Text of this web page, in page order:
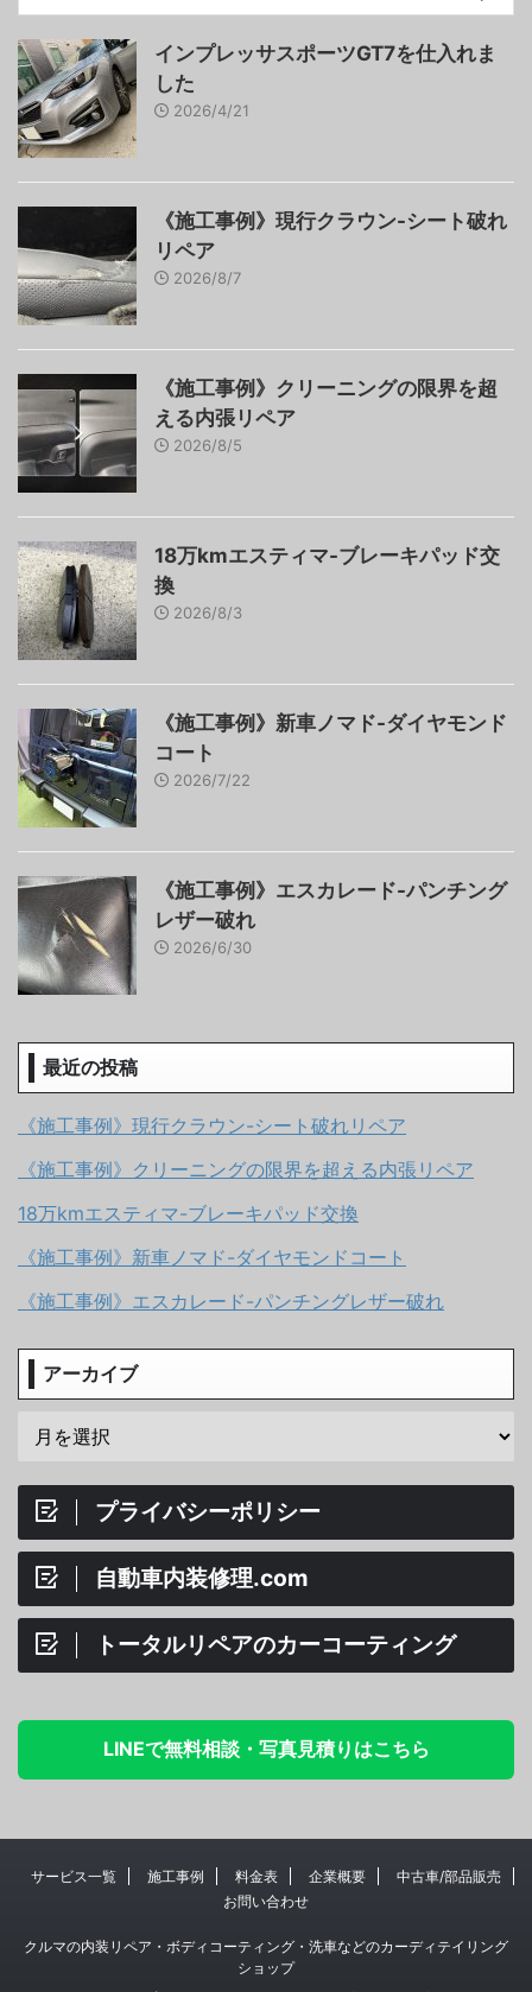
インプレッサスポーツGT7を仕入れま
した
2026/4/21
《施工事例》現行クラウン-シート破れ
リペア
2026/8/7
《施工事例》クリーニングの限界を超
える内張リペア
2026/8/5
18万kmエスティマ-ブレーキパッド交
換
2026/8/3
《施工事例》新車ノマド-ダイヤモンド
コート
2026/7/22
《施工事例》エスカレード-パンチング
レザー破れ
2026/6/30
最近の投稿
《施工事例》現行クラウン-シート破れリペア
《施工事例》クリーニングの限界を超える内張リペア
18万kmエスティマ-ブレーキパッド交換
《施工事例》新車ノマド-ダイヤモンドコート
《施工事例》エスカレード-パンチングレザー破れ
アーカイブ
プライバシーポリシー
自動車内装修理.com
トータルリペアのカーコーティング
LINEで無料相談・写真見積りはこちら
サービス一覧 施工事例 料金表 企業概要
中古車/部品販売
お問い合わせ
クルマの内装リペア・ボディコーティング・洗車などのカーディテイリング
ショップ